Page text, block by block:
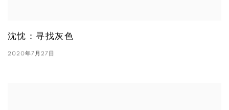
沈忱：寻找灰色
2020年7月27日